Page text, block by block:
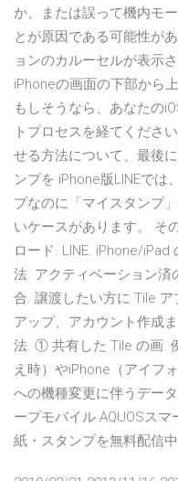
か、または誤って機内モ
とが原因である可能性が
ョンのカルーセルが表示
iPhoneの画面の下部から
もしそうなら、あなたの
トプロセスを経てくださ
せる方法について、最後
ンプを iPhone版LINEでは
プなのに「マイスタンプ
いケースがあります。 そ
ロード. LINE. iPhone/
法. アクティベーション済
合. 譲渡したい方に Tile
アップ、アカウント作成
法. ① 共有した Tile の画.
え時）やiPhone（アイフ
への機種変更に伴うデー
ープモバイル AQUOSス
紙・スタンプを無料配信